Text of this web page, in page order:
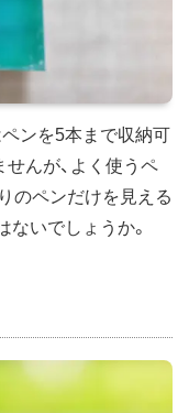
ペンを5本まで収納可
んが、よく使うペ
のペンだけを見える
いでしょうか。